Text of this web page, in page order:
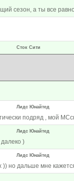
сезон, а ты все
Сток Сити
Лидс Юнайтед
подряд , мой
Лидс Юнайтед
)
Лидс Юнайтед
)) но дальше мне